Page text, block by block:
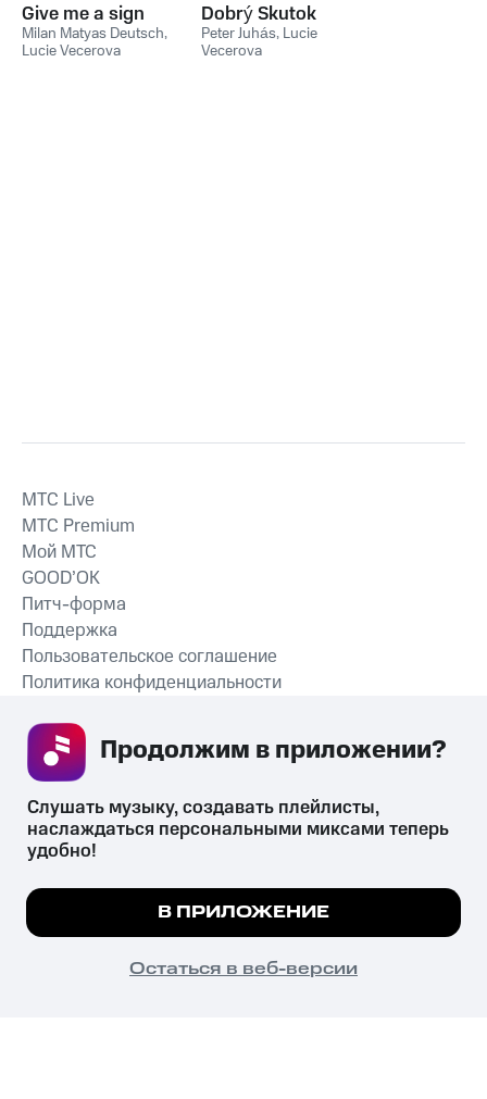
Give me a sign
Milan Matyas Deutsch,
Lucie Vecerova
Dobrý Skutok
Peter Juhás, Lucie
Vecerova
СКАЧАТЬ ПРИЛОЖЕНИЕ
MTС Live
MTС Premium
Мой МТС
GOOD’OK
Питч-форма
Поддержка
Пользовательское соглашение
Политика конфиденциальности
психотропных веществ, их аналогов причиняет вред здоровью,
их незаконный оборот запрещён и влечёт установленную
законодательством ответственность.
© 2026 ООО «КИОН».
Все права защищены
Мы используем куки, чтобы на сайте все
Подробнее
ПОНЯТНО
Слушать музыку, создавать плейлисты,
наслаждаться персональными миксами теперь
удобно!
В ПРИЛОЖЕНИЕ
Остаться в веб-версии